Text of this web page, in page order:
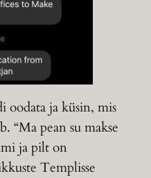
oodata ja küsin, mis
“Ma pean su makse
ja pilt on
Templisse